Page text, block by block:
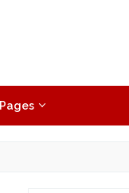
Pages